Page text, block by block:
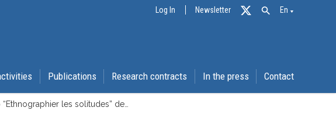
Log In Newsletter En
Publications Research contracts In the press Contact
les solitudes” de…